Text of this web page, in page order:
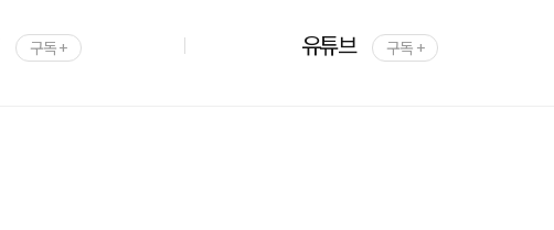
구독 + 유튜브 구독 +